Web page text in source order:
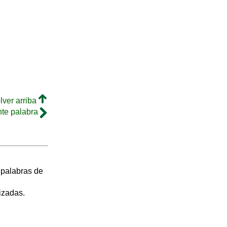
arriba
palabra
de